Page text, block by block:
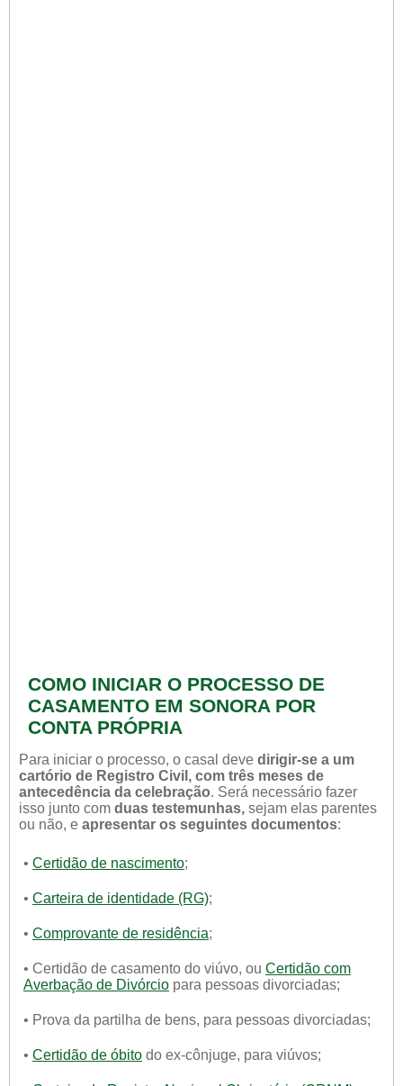
COMO INICIAR O PROCESSO DE
CASAMENTO EM SONORA POR
CONTA PRÓPRIA
Para iniciar o processo, o casal deve dirigir-se a um
cartório de Registro Civil, com três meses de
antecedência da celebração. Será necessário fazer
isso junto com duas testemunhas, sejam elas parentes
ou não, e apresentar os seguintes documentos:
• Certidão de nascimento;
• Carteira de identidade (RG);
• Comprovante de residência;
• Certidão de casamento do viúvo, ou Certidão com
Averbação de Divórcio para pessoas divorciadas;
• Prova da partilha de bens, para pessoas divorciadas;
• Certidão de óbito do ex-cônjuge, para viúvos;